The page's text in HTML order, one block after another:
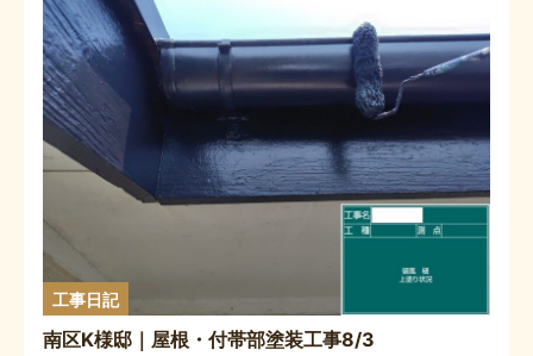
工事日記
南区K様邸｜屋根・付帯部塗装工事8/3